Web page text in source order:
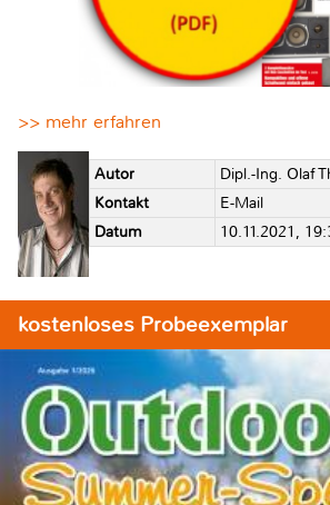
>> mehr erfahren
Autor
Dipl.-Ing. Olaf
Kontakt
E-Mail
Datum
10.11.2021,
kostenloses Probeexemplar